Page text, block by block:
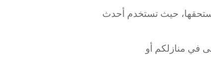
حيث تستخدم أحدث
في منازلكم أو